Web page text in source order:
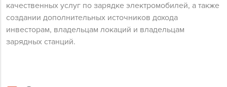
качественных услуг по зарядке электромобилей, а также
создании дополнительных источников дохода
инвесторам, владельцам локаций и владельцам
зарядных станций.